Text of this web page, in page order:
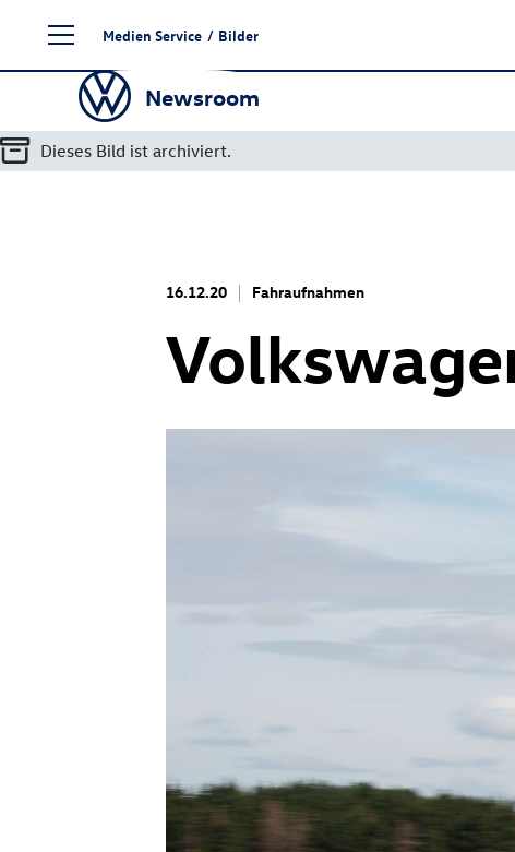
Seiteninhalt
springen
Medien Service / Bilder
Newsroom
Dieses Bild ist archiviert.
16.12.20 Fahraufnahmen